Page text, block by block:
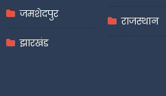
जमशेदपुर
झारखंड
राजस्थान